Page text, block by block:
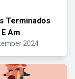
Terminados
Am
2024